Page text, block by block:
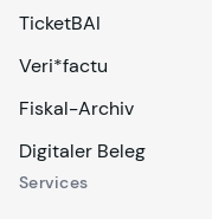
TicketBAI
Veri*factu
Fiskal-Archiv
Digitaler Beleg
Services